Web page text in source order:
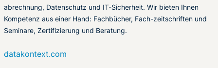
abrechnung, Datenschutz und IT-Sicherheit. Wir bieten Ihnen
Kompetenz aus einer Hand: Fachbücher, Fach-zeitschriften und
Seminare, Zertifizierung und Beratung.
datakontext.com